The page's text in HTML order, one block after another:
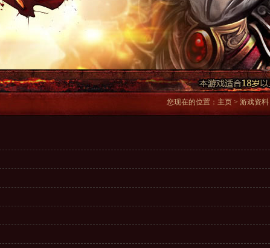
您现在的位置： 主页 > 游戏资料